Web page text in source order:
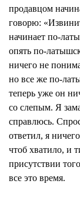
продавцом
говорю:
начинает по-
опять по-
ничего не
но все же по-
теперь уже он
со слепым. Я
справлюсь.
ответил, я
чтоб хватило, и
присутствии
все это время.